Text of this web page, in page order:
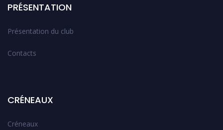
PRÉSENTATION
Présentation du club
Contacts
CRÉNEAUX
Créneaux